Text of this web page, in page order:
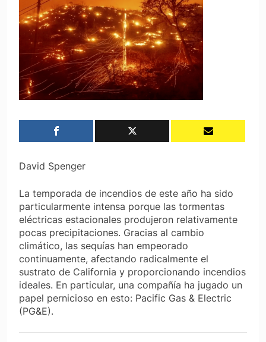
David Spenger
La temporada de incendios de este año ha sido
particularmente intensa porque las tormentas
eléctricas estacionales produjeron relativamente
pocas precipitaciones. Gracias al cambio
climático, las sequías han empeorado
continuamente, afectando radicalmente el
sustrato de California y proporcionando incendios
ideales. En particular, una compañía ha jugado un
papel pernicioso en esto: Pacific Gas & Electric
(PG&E).